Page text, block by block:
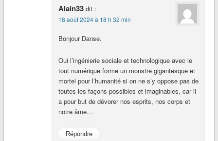
Alain33 dit :
18 août 2024 à 18 h 32 min
Bonjour Danse.
Oui l’ingénierie sociale et technologique avec le
tout numérique forme un monstre gigantesque et
mortel pour l’humanité si on ne s’y oppose pas de
toutes les façons possibles et imaginables, car il
a pour but de dévorer nos esprits, nos corps et
notre âme…
Répondre